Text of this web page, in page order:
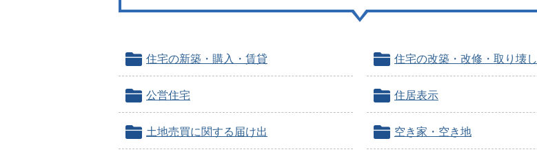
住宅の新築・購入・賃貸 住宅の改築・改修・取り壊し
公営住宅 住居表示
土地売買に関する届け出 空き家・空き地